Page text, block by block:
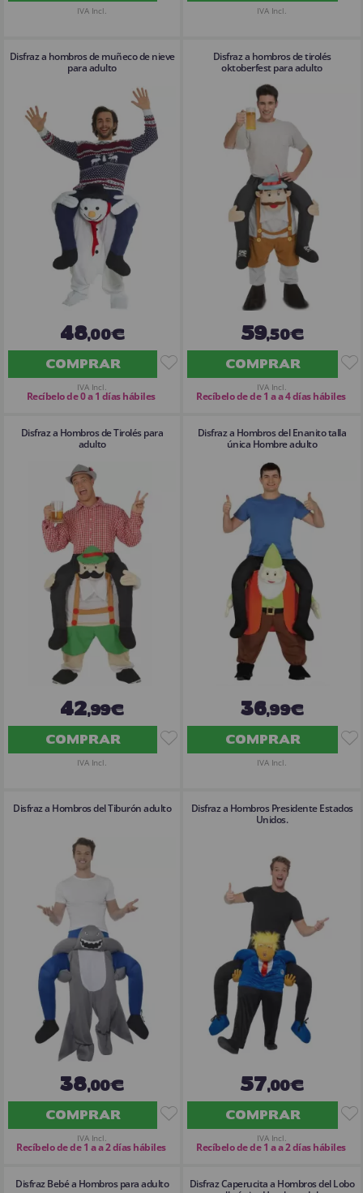
IVA Incl. IVA Incl.
Disfraz a hombros de muñeco de nieve
para adulto
48,00€
COMPRAR
IVA Incl.
Recíbelo de 0 a 1 días hábiles
Disfraz a hombros de tirolés
oktoberfest para adulto
59,50€
COMPRAR
IVA Incl.
Recíbelo de de 1 a a 4 días hábiles
Disfraz a Hombros de Tirolés para
adulto
42,99€
COMPRAR
IVA Incl.
Disfraz a Hombros del Enanito talla
única Hombre adulto
36,99€
COMPRAR
IVA Incl.
Disfraz a Hombros del Tiburón adulto
38,00€
COMPRAR
IVA Incl.
Recíbelo de de 1 a a 2 días hábiles
Disfraz a Hombros Presidente Estados
Unidos.
57,00€
COMPRAR
IVA Incl.
Recíbelo de de 1 a a 2 días hábiles
Disfraz Bebé a Hombros para adulto
Disfraz Caperucita a Hombros del Lobo